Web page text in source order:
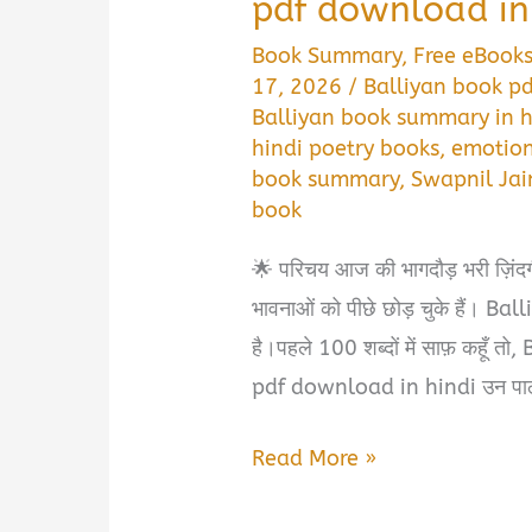
pdf download
Book Summary, Free
17, 2026 / Balliyan book
Balliyan book summary in
hindi poetry books,
book summary,Swapnil
book
🌟 परिचय आज की भागदौड़ भरी
भावनाओं को पीछे छोड़ चुके हैं।
है।पहले 100 शब्दों में साफ़ कहूँ
pdf download in hindi उन
Balliyan
Read More »